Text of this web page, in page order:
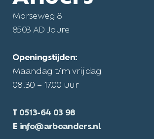
Morseweg 8
8503 AD Joure
Openingstijden:
Maandag t/m vrijdag
08.30 – 17.00 uur
T 0513-64 03 98
E info@arboanders.nl